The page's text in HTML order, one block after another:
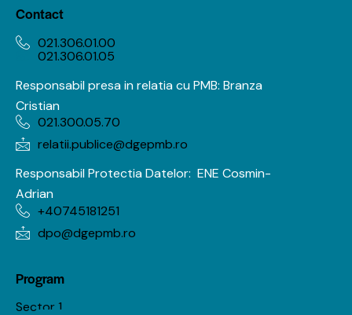
Contact
021.306.01.00
021.306.01.05
Responsabil presa in relatia cu PMB: Branza
Cristian
021.300.05.70
relatii.publice@dgepmb.ro
Responsabil Protectia Datelor: ENE Cosmin-
Adrian
+40745181251
dpo@dgepmb.ro
Program
Sector 1